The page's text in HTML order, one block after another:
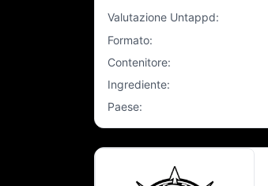
Valutazione Untappd:
Formato:
Contenitore:
Ingrediente:
Paese: